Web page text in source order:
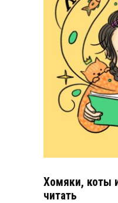
Хомяки, коты
читать